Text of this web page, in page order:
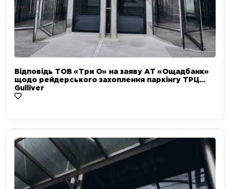
Відповідь ТОВ «Три О» на заяву АТ «Ощадбанк»
щодо рейдерського захоплення паркінгу ТРЦ
Gulliver